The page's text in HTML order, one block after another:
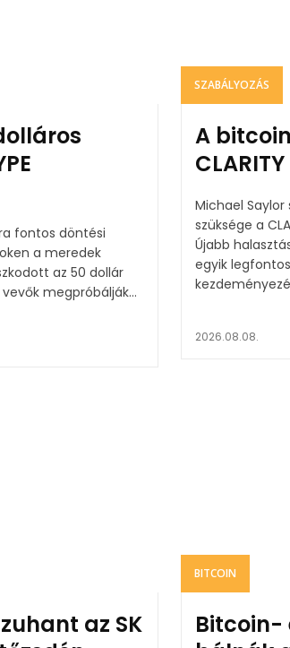
fontos döntési
a meredek
az 50 dollár
megpróbálják...
SZABÁLYOZÁS
A
Michael
szüksége a
Újabb
egyik
2026.08.08.
az SK
BITCOIN
Bitcoin-